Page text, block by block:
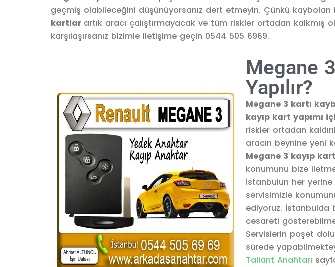
geçmiş olabileceğini düşünüyorsanız dert etmeyin. Çünkü
kartlar artık aracı çalıştırmayacak ve tüm riskler ortadan kalkmış
karşılaşırsanız bizimle iletişime geçin 0544 505 6969.
Megane
Yapılır?
Megane 3 kartı
kayıp kart yapımı
riskler ortadan
aracın beynine yeni
Megane 3 kayıp kart
konumunu bize
İstanbulun her
servisimizle
ediyoruz. İstanbulda
cesareti
Servislerin poşet
sürede
Taliant Anahtarı